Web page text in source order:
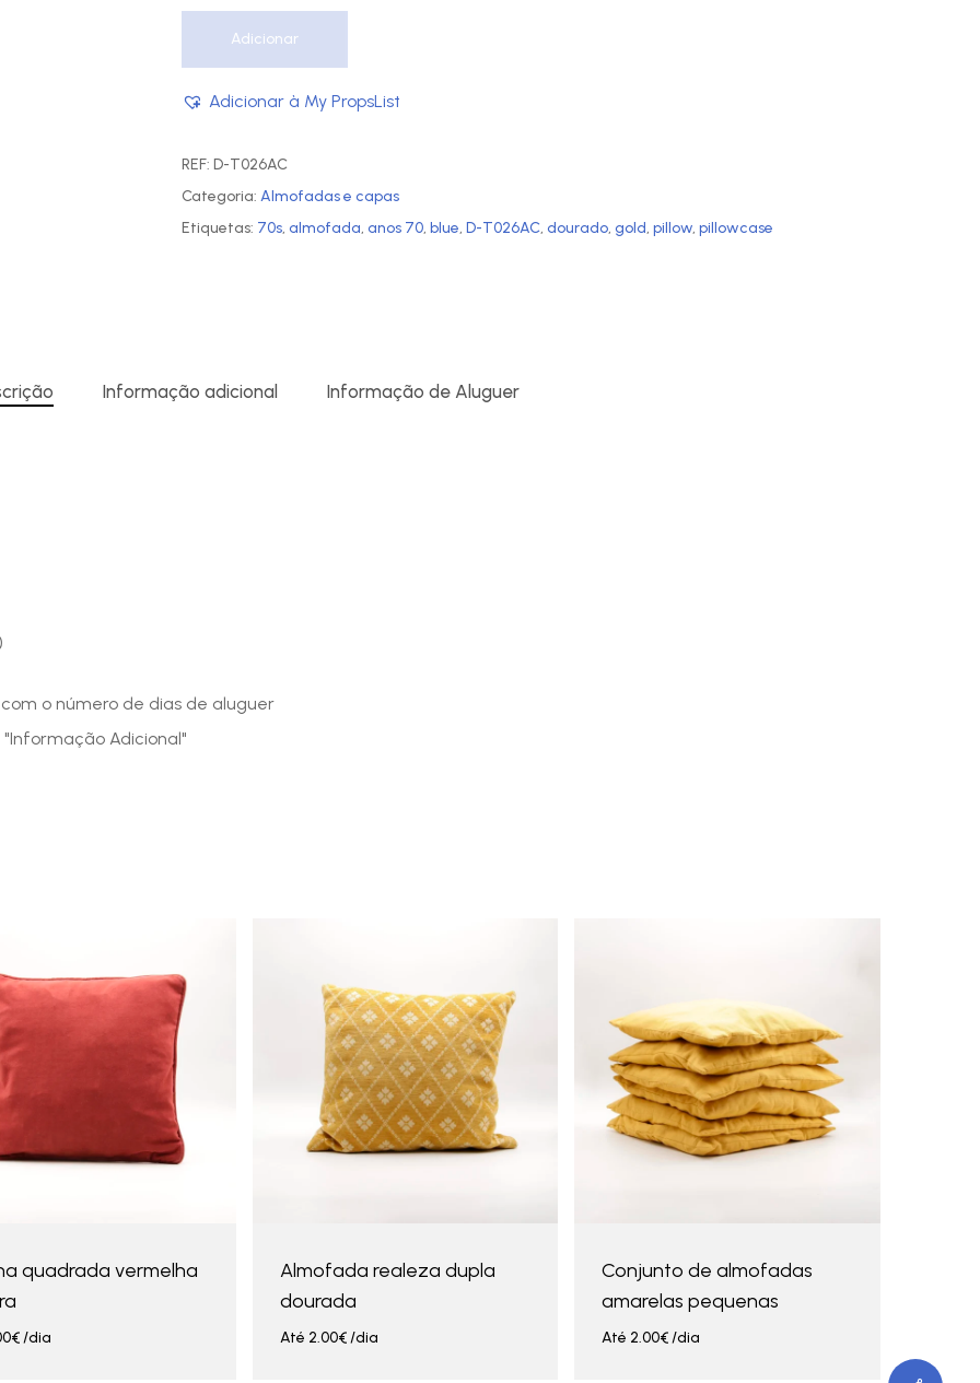
Adicionar
Adicionar à My PropsList
REF: D-T026AC
Categoria: Almofadas e capas
Etiquetas: 70s, almofada, anos 70, blue, D-T026AC, dourado, gold, pillow, pillowcase
Informação adicional Informação de Aluguer
o número de dias de aluguer
Adicional"
quadrada vermelha
€/dia
Almofada realeza dupla
dourada
Até 2.00€/dia
Conjunto de almofadas
amarelas pequenas
Até 2.00€/dia